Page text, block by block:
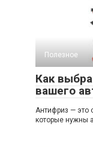
Полезное
Как
вашего
Антифриз — это
которые нужны